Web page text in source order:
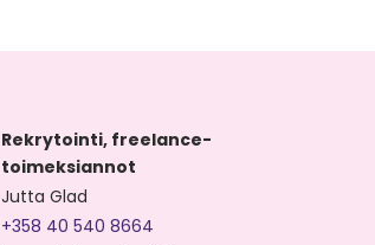
Rekrytointi, freelance-
toimeksiannot
Jutta Glad
+358 40 540 8664